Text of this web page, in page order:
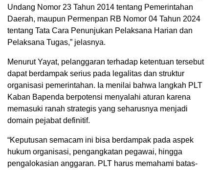
Undang Nomor 23 Tahun 2014 tentang Pemerintahan
Daerah, maupun Permenpan RB Nomor 04 Tahun 2024
tentang Tata Cara Penunjukan Pelaksana Harian dan
Pelaksana Tugas,” jelasnya.
Menurut Yayat, pelanggaran terhadap ketentuan tersebut
dapat berdampak serius pada legalitas dan struktur
organisasi pemerintahan. Ia menilai bahwa langkah PLT
Kaban Bapenda berpotensi menyalahi aturan karena
memasuki ranah strategis yang seharusnya menjadi
domain pejabat definitif.
“Keputusan semacam ini bisa berdampak pada aspek
hukum organisasi, pengangkatan pegawai, hingga
pengalokasian anggaran. PLT harus memahami batas-